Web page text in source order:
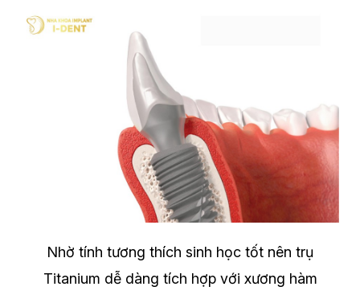
Nhờ tính tương thích sinh học tốt nên trụ
Titanium dễ dàng tích hợp với xương hàm